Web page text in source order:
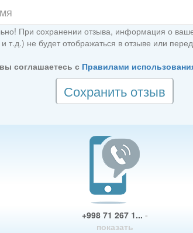
При сохранении отзыва, информация о
т.д.) не будет отображаться в отзыве или
соглашаетесь с Правилами
Сохранить отзыв
+998 71 267 1... -
показать